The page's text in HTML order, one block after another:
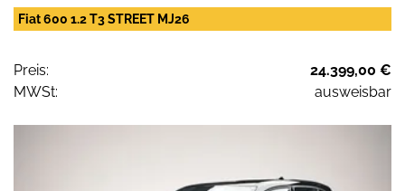
Fiat 600 1.2 T3 STREET MJ26
Preis:
24.399,00 €
MWSt:
ausweisbar